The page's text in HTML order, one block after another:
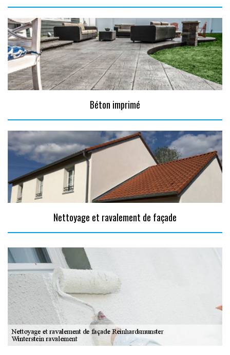
Béton imprimé
Nettoyage et ravalement de façade